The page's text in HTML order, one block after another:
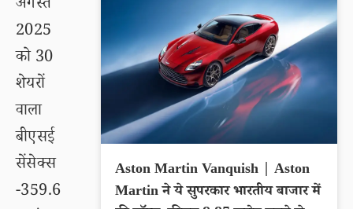
अगस्त
2025
को 30
शेयरों
वाला
बीएसई
सेंसेक्स
-359.6
Aston Martin Vanquish | Aston
Martin ने ये सुपरकार भारतीय बाजार में